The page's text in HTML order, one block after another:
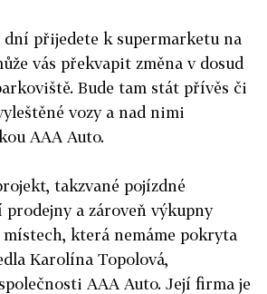
přijedete k supermarketu na
vás překvapit změna v dosud
Bude tam stát přívěs či
vozy a nad nimi
AAA Auto.
takzvané pojízdné
a zároveň výkupny
která nemáme pokryta
Karolína Topolová,
AAA Auto. Její firma je